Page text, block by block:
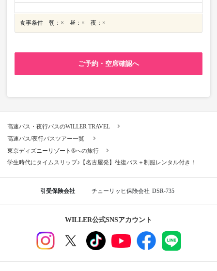
食事条件 朝：× 昼：× 夜：×
ご予約・空席確認へ
高速バス・夜行バスのWILLER TRAVEL
高速バス/夜行バスツアー一覧
東京ディズニーリゾート®への旅行
学生時代にタイムスリップ♪【名古屋発】往復バス＋制服レンタル付き！
引受保険会社 チューリッヒ保険会社 DSR-735
WILLER公式SNSアカウント